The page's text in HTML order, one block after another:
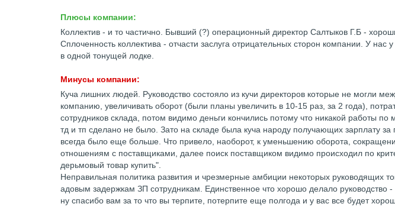
Плюсы компании:
Коллектив - и то частично. Бывший (?) операционный директор Салтыков Г.Б -
Сплоченность коллектива - отчасти заслуга отрицательных сторон компании. У
в одной тонущей лодке.
Минусы компании:
Куча лишних людей. Руководство состояло из кучи директоров которые не могли
компанию, увеличивать оборот (были планы увеличить в 10-15 раз, за 2 года),
сотрудников склада, потом видимо деньги кончились потому что никакой работы по
тд и тп сделано не было. Зато на складе была куча народу получающих зарплату
всегда было еще больше. Что привело, наоборот, к уменьшению оборота,
отношениям с поставщиками, далее поиск поставщиком видимо происходил по
дерьмовый товар купить".
Неправильная политика развития и чрезмерные амбиции некоторых руководящих
адовым задержкам ЗП сотрудникам. Единственное что хорошо делало
ну спасибо вам за то что вы терпите, потерпите еще полгода и у вас все будет